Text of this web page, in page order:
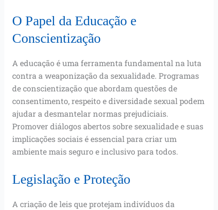
O Papel da Educação e
Conscientização
A educação é uma ferramenta fundamental na luta
contra a weaponização da sexualidade. Programas
de conscientização que abordam questões de
consentimento, respeito e diversidade sexual podem
ajudar a desmantelar normas prejudiciais.
Promover diálogos abertos sobre sexualidade e suas
implicações sociais é essencial para criar um
ambiente mais seguro e inclusivo para todos.
Legislação e Proteção
A criação de leis que protejam indivíduos da